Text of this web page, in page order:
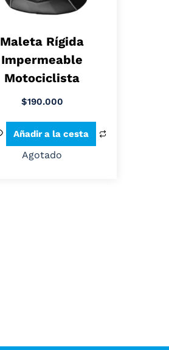
Maleta Rígida
Impermeable
Motociclista
$190.000
Añadir a la cesta
Agotado